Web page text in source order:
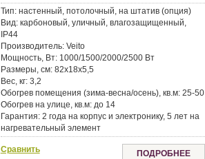
Тип: настенный, потолочный, на штатив (опция)
Вид: карбоновый, уличный, влагозащищенный,
IP44
Производитель: Veito
Мощность, Вт: 1000/1500/2000/2500 Вт
Размеры, см: 82х18х5,5
Вес, кг: 3,2
Обогрев помещения (зима-весна/осень), кв.м: 25-50
Обогрев на улице, кв.м: до 14
Гарантия: 2 года на корпус и электронику, 5 лет на
нагревательный элемент
Сравнить ПОДРОБНЕЕ